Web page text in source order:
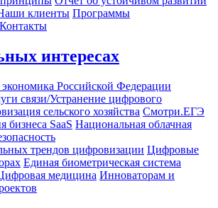
клиенты Программы
Контакты
интересах
Российской Федерации
связи/Устранение цифрового
сельского хозяйства Смотри.ЕГЭ
бизнеса SaaS Национальная облачная
трендов цифровизации Цифровые
Единая биометрическая система
медицина Инноваторам и